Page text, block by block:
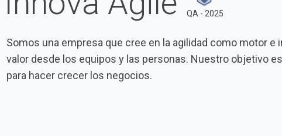
QA - 2025
Somos una empresa que cree en la agilidad como motor e
valor desde los equipos y las personas. Nuestro objetivo
para hacer crecer los negocios.